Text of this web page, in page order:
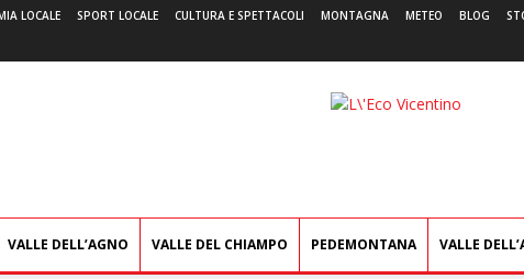
LOCALE SPORT LOCALE CULTURA E SPETTACOLI MONTAGNA METEO BLOG
L'Eco
VALLE DELL’AGNO VALLE DEL CHIAMPO PEDEMONTANA VALLE